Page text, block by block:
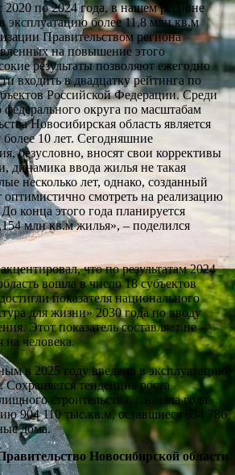
2020 по 2024 года, в нашем регионе
эксплуатацию более 11,8 млн кв.м
Правительством региона
на повышение этого
результаты позволяют ежегодно
входить в двадцатку рейтинга по
Российской Федерации. Среди
округа по масштабам
Новосибирская область является
10 лет. Сегодняшние
безусловно, вносят свои коррективы
динамика ввода жилья не такая
несколько лет, однако, созданный
оптимистично смотреть на реализацию
конца этого года планируется
млн кв.м жилья», – поделился
что по результатам 2024
вошла в число 18 субъектов
показателя национального
для жизни» 2030 года по вводу
Этот показатель составляет не
на человека.
в 2025 году введено в эксплуатацию
тенденция роста
строительства, с начала года
904 110 тыс.кв.м, оставшиеся 634 786
дома.
Новосибирской области